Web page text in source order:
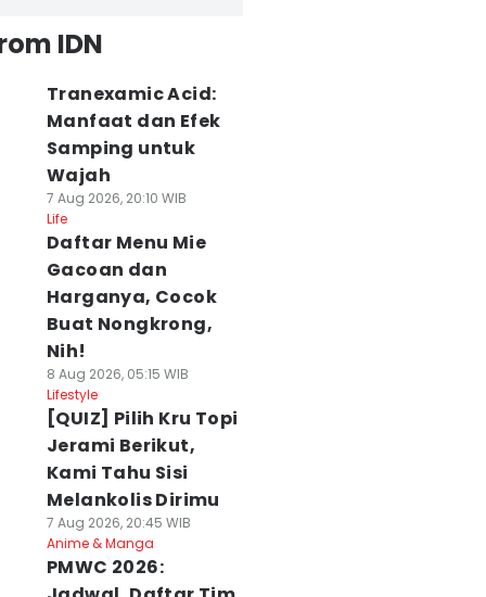
IDN
Tranexamic Acid:
Manfaat dan Efek
Samping untuk
Wajah
7 Aug 2026, 20:10 WIB
Life
Daftar Menu Mie
Gacoan dan
Harganya, Cocok
Buat Nongkrong,
Nih!
8 Aug 2026, 05:15 WIB
Lifestyle
[QUIZ] Pilih Kru Topi
Jerami Berikut,
Kami Tahu Sisi
Melankolis Dirimu
7 Aug 2026, 20:45 WIB
Anime & Manga
PMWC 2026: